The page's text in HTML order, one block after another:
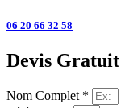
06 20 66 32 58
Devis Gratuit
Nom Complet *